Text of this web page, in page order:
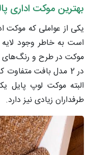
بهترین موکت اداری
یکی از عواملی که موکت
است به خاطر وجود
در 2 مدل بافت
البته موکت لوپ پایل
طرفداران زیادی نیز دارد.